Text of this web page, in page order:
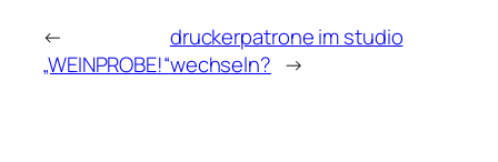
←
„WEINPROBE!“
druckerpatrone im studio
wechseln? →